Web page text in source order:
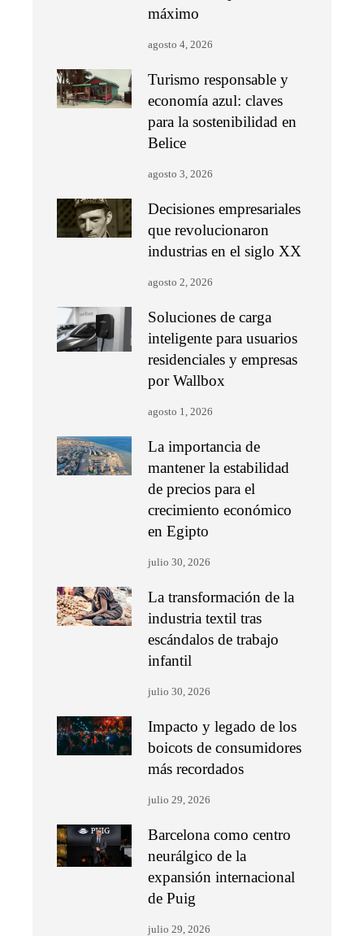
máximo
agosto 4, 2026
Turismo responsable y
economía azul: claves
para la sostenibilidad en
Belice
agosto 3, 2026
Decisiones empresariales
que revolucionaron
industrias en el siglo XX
agosto 2, 2026
Soluciones de carga
inteligente para usuarios
residenciales y empresas
por Wallbox
agosto 1, 2026
La importancia de
mantener la estabilidad
de precios para el
crecimiento económico
en Egipto
julio 30, 2026
La transformación de la
industria textil tras
escándalos de trabajo
infantil
julio 30, 2026
Impacto y legado de los
boicots de consumidores
más recordados
julio 29, 2026
Barcelona como centro
neurálgico de la
expansión internacional
de Puig
julio 29, 2026